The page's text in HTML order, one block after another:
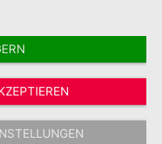
zzgl.Versandkostenund ggf.
anders angegeben.
Hilfe e.V. - Alle Rechte